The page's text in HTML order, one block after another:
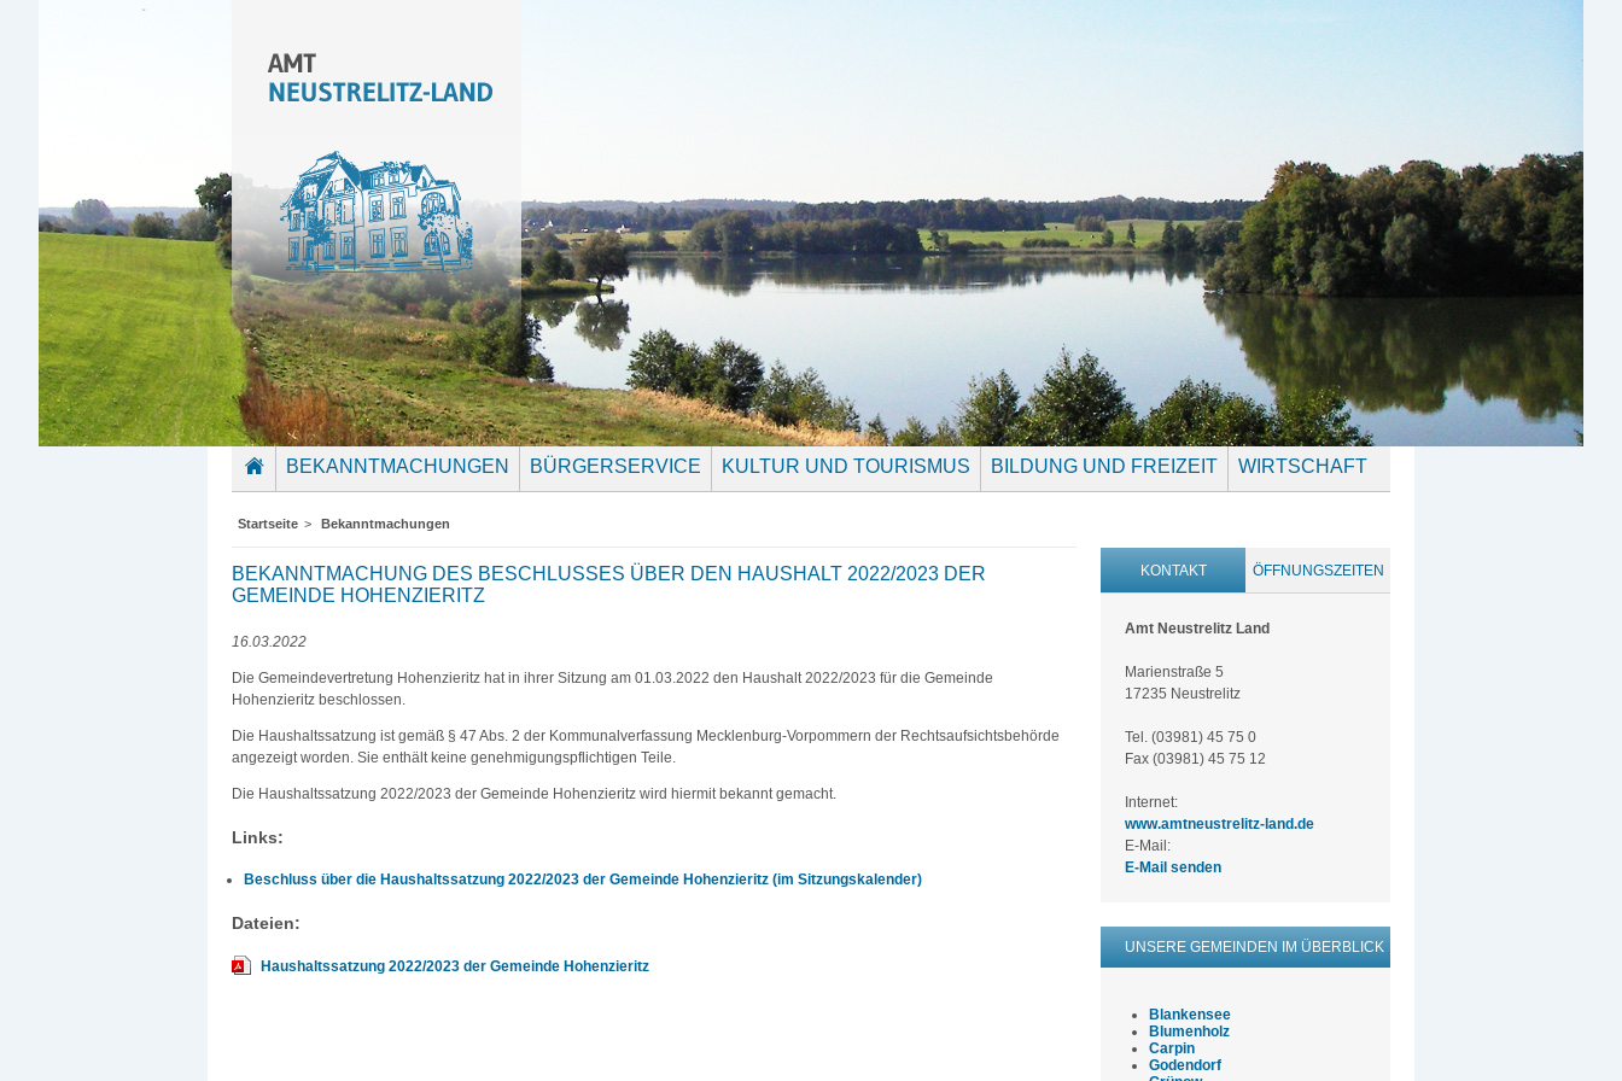
BEKANNTMACHUNGEN BÜRGERSERVICE KULTUR UND TOURISMUS BILDUNG UND FREIZEIT WIRTSCHAFT
Startseite > Bekanntmachungen
BEKANNTMACHUNG DES BESCHLUSSES ÜBER DEN HAUSHALT 2022/2023 DER
GEMEINDE HOHENZIERITZ
16.03.2022
Die Gemeindevertretung Hohenzieritz hat in ihrer Sitzung am 01.03.2022 den Haushalt 2022/2023 für die Gemeinde
Hohenzieritz beschlossen.
Die Haushaltssatzung ist gemäß § 47 Abs. 2 der Kommunalverfassung Mecklenburg-Vorpommern der Rechtsaufsichtsbehörde
angezeigt worden. Sie enthält keine genehmigungspflichtigen Teile.
Die Haushaltssatzung 2022/2023 der Gemeinde Hohenzieritz wird hiermit bekannt gemacht.
Links:
Beschluss über die Haushaltssatzung 2022/2023 der Gemeinde Hohenzieritz (im Sitzungskalender)
Dateien:
Haushaltssatzung 2022/2023 der Gemeinde Hohenzieritz
KONTAKT ÖFFNUNGSZEITEN
Amt Neustrelitz Land
Marienstraße 5
17235 Neustrelitz
Tel. (03981) 45 75 0
Fax (03981) 45 75 12
Internet:
www.amtneustrelitz-land.de
E-Mail:
E-Mail senden
UNSERE GEMEINDEN IM ÜBERBLICK
Blankensee
Blumenholz
Carpin
Godendorf